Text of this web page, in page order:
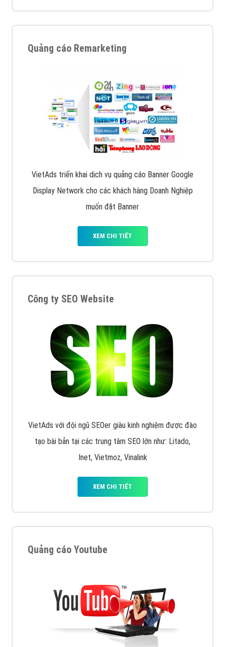
Quảng cáo Remarketing
VietAds triển khai dịch vụ quảng cáo Banner Google
Display Network cho các khách hàng Doanh Nghiệp
muốn đặt Banner
XEM CHI TIẾT
Công ty SEO Website
VietAds với đội ngũ SEOer giàu kinh nghiệm được đào
tạo bài bản tại các trung tâm SEO lớn như: Litado,
Inet, Vietmoz, Vinalink
XEM CHI TIẾT
Quảng cáo Youtube